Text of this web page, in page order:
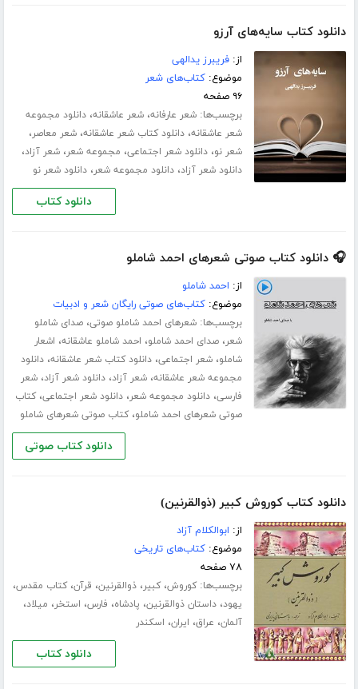
دانلود کتاب سایه‌های آرزو
از:فریبرز یدالهی
موضوع:کتاب‌های شعر
۹۶ صفحه
برچسب‌ها:شعر عارفانه،شعر عاشقانه،دانلود مجموعه
شعر عاشقانه،دانلود کتاب شعر عاشقانه،شعر معاصر،
شعر نو،دانلود شعر اجتماعی، مجموعه شعر،شعر آزاد،
دانلود شعر آزاد،دانلود مجموعه شعر،دانلود شعر نو
دانلود کتاب
🎧 دانلود کتاب صوتی شعرهای احمد شاملو
از: احمد شاملو
موضوع:کتاب‌های صوتی رایگان شعر و ادبیات
برچسب‌ها:شعرهای احمد شاملو صوتی،صدای شاملو
شعر،صدای احمد شاملو، احمد شاملو عاشقانه، اشعار
شاملو،شعر اجتماعی،دانلود کتاب شعر عاشقانه،دانلود
مجموعه شعر عاشقانه،شعر آزاد،دانلود شعر آزاد،شعر
فارسی،دانلود مجموعه شعر،دانلود شعر اجتماعی،کتاب
صوتی شعرهای احمد شاملو،کتاب صوتی شعرهای شاملو
دانلود کتاب صوتی
دانلود کتاب کوروش کبیر (ذوالقرنین)
از: ابوالکلام آزاد
موضوع:کتاب‌های تاریخی
۷۸ صفحه
برچسب‌ها:کوروش،کبیر،ذوالقرنین، قرآن،کتاب مقدس،
یهود،داستان ذوالقرنین، پادشاه، فارس، استخر، میلاد،
آلمان، عراق، ایران، اسکندر
دانلود کتاب